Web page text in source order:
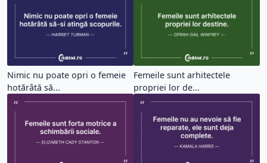
Nimic nu poate opri o femeie
hotărâtă să...
Femeile sunt arhitectele
propriei lor de...